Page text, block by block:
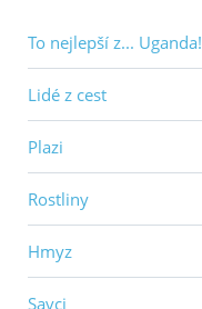
To nejlepší z... Uganda!
Lidé z cest
Plazi
Rostliny
Hmyz
Savci